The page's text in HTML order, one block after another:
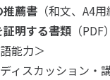
推薦書 （和文、A4
明する書類 （PDF）
能力＞
カッション・講